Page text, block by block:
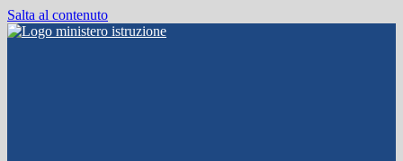
Salta al contenuto